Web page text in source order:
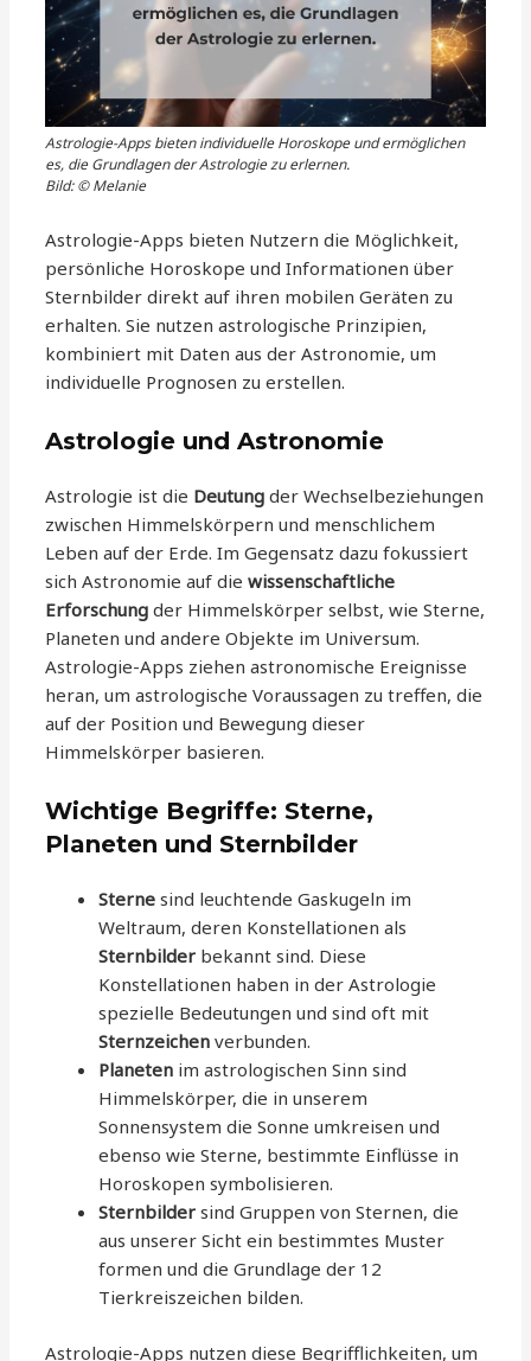
Astrologie-Apps bieten individuelle Horoskope und ermöglichen
es, die Grundlagen der Astrologie zu erlernen.
Bild: © Melanie
Astrologie-Apps bieten Nutzern die Möglichkeit,
persönliche Horoskope und Informationen über
Sternbilder direkt auf ihren mobilen Geräten zu
erhalten. Sie nutzen astrologische Prinzipien,
kombiniert mit Daten aus der Astronomie, um
individuelle Prognosen zu erstellen.
Astrologie und Astronomie
Astrologie ist die Deutung der Wechselbeziehungen
zwischen Himmelskörpern und menschlichem
Leben auf der Erde. Im Gegensatz dazu fokussiert
sich Astronomie auf diewissenschaftliche
Erforschung der Himmelskörper selbst, wie Sterne,
Planeten und andere Objekte im Universum.
Astrologie-Apps ziehen astronomische Ereignisse
heran, um astrologische Voraussagen zu treffen, die
auf der Position und Bewegung dieser
Himmelskörper basieren.
Wichtige Begriffe: Sterne,
Planeten und Sternbilder
Sterne sind leuchtende Gaskugeln im
Weltraum, deren Konstellationen als
Sternbilder bekannt sind. Diese
Konstellationen haben in der Astrologie
spezielle Bedeutungen und sind oft mit
Sternzeichen verbunden.
Planeten im astrologischen Sinn sind
Himmelskörper, die in unserem
Sonnensystem die Sonne umkreisen und
ebenso wie Sterne, bestimmte Einflüsse in
Horoskopen symbolisieren.
Sternbilder sind Gruppen von Sternen, die
aus unserer Sicht ein bestimmtes Muster
formen und die Grundlage der 12
Tierkreiszeichen bilden.
Astrologie-Apps nutzen diese Begrifflichkeiten, um